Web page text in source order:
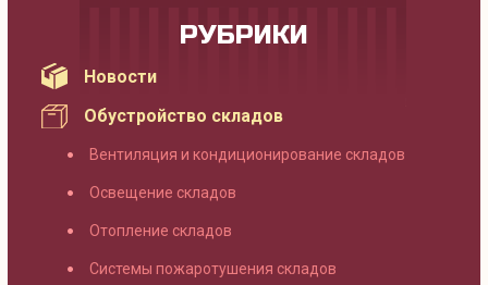
РУБРИКИ
Новости
Обустройство складов
Вентиляция и кондиционирование складов
Освещение складов
Отопление складов
Системы пожаротушения складов